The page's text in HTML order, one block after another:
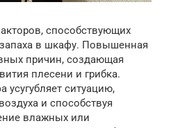
способствующих
в шкафу. Повышенная
причин, создающая
плесени и грибка.
усугубляет ситуацию,
и способствуя
влажных или